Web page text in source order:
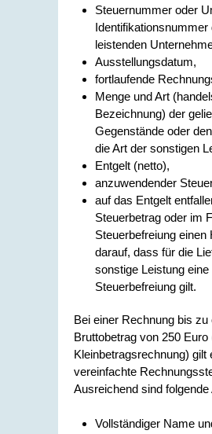
Steuernummer oder
Identifikationsnummer
leistenden
Ausstellungsdatum,
fortlaufende
Menge und Art
Bezeichnung) der
Gegenstände oder
die Art der sonstigen
Entgelt (netto),
anzuwendender
auf das Entgelt
Steuerbetrag oder im
Steuerbefreiung einen
darauf, dass für die
sonstige Leistung eine
Steuerbefreiung gilt.
Bei einer Rechnung bis zu
Bruttobetrag von 250 Euro
Kleinbetragsrechnung) gilt
vereinfachte
Ausreichend sind folgende
Vollständiger Name